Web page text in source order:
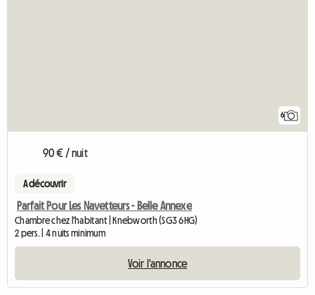
6
90 € / nuit
A découvrir
Parfait Pour Les Navetteurs - Belle Annexe
Chambre chez l'habitant | Knebworth (SG3 6HG)
2 pers. | 4 nuits minimum
Voir l'annonce